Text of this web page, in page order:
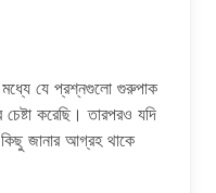
মধ্যে যে প্রশ্নগুলো গুরুপাক
করেছি। তারপরও যদি
জানার আগ্রহ থাকে